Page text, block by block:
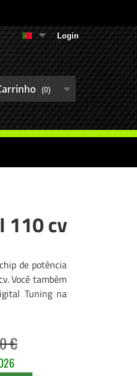
Login
(0)
110 cv
de potência
Você também
Tuning na
€